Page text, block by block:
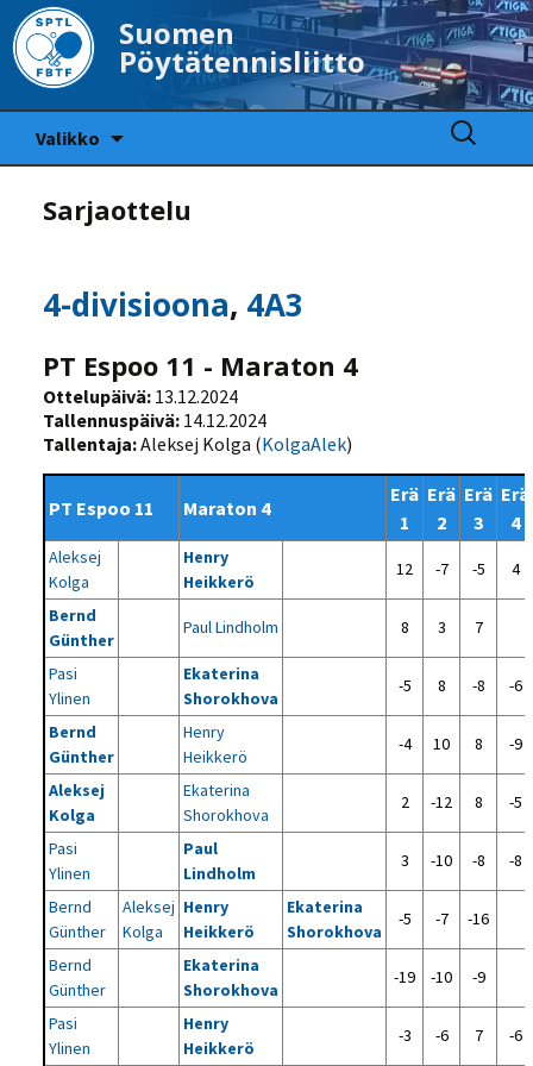
Suomen
Pöytätennisliitto
Valikko
Haku:
Sarjaottelu
4-divisioona, 4A3
PT Espoo 11 - Maraton 4
Ottelupäivä: 13.12.2024
Tallennuspäivä: 14.12.2024
Tallentaja:Aleksej Kolga (KolgaAlek)
PT Espoo 11 Maraton 4
Erä
1
Erä
2
Erä
3
Erä
4
Aleksej
Kolga
Henry
Heikkerö
12 -7 -5 4
Bernd
Günther
Paul Lindholm 8 3 7
Pasi
Ylinen
Ekaterina
Shorokhova
-5 8 -8 -6
Bernd
Günther
Henry
Heikkerö
-4 10 8 -9
Aleksej
Kolga
Ekaterina
Shorokhova
2 -12 8 -5
Pasi
Ylinen
Paul
Lindholm
3 -10 -8 -8
Bernd
Günther
Aleksej
Kolga
Henry
Heikkerö
Ekaterina
Shorokhova
-5 -7 -16
Bernd
Günther
Ekaterina
Shorokhova
-19 -10 -9
Pasi
Ylinen
Henry
Heikkerö
-3 -6 7 -6